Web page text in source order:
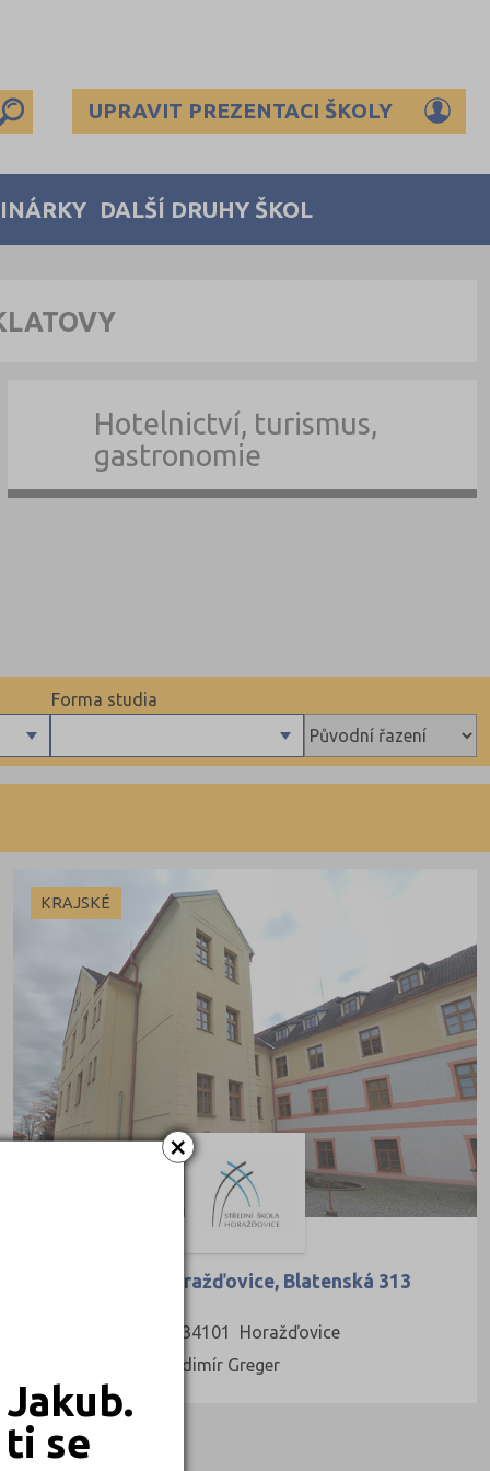
×
se
UPRAVIT PREZENTACI ŠKOLY
DALŠÍ DRUHY ŠKOL
Hotelnictví, turismus,
gastronomie
Forma studia
KRAJSKÉ
Střední škola, Horažďovice, Blatenská 313
Blatenská 313, 34101 Horažďovice
Ředitel: Ing. Vladimír Greger